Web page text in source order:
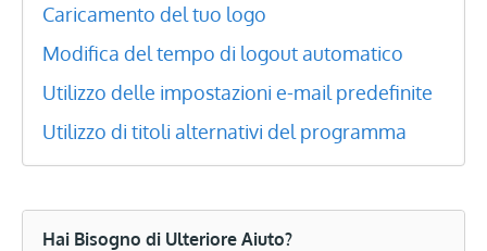
Caricamento del tuo logo
Modifica del tempo di logout automatico
Utilizzo delle impostazioni e-mail predefinite
Utilizzo di titoli alternativi del programma
Hai Bisogno di Ulteriore Aiuto?